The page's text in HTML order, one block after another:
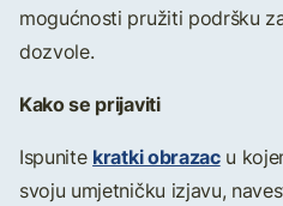
mogućnosti pružiti podršku
dozvole.
Kako se prijaviti
Ispunite kratki obrazacu
svoju umjetničku izjavu,